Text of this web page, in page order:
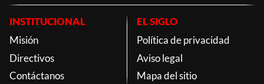
INSTITUCIONAL
Misión
Directivos
Contáctanos
EL SIGLO
Política de privacidad
Aviso legal
Mapa del sitio